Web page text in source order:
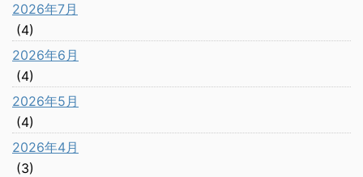
2026年7月
(4)
2026年6月
(4)
2026年5月
(4)
2026年4月
(3)